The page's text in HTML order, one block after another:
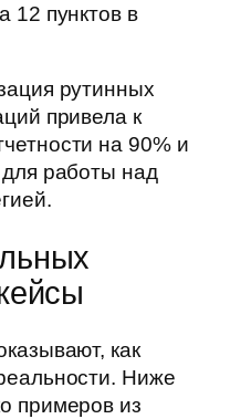
12 пунктов в
рутинных
привела к
на 90% и
работы над
как
Ниже
примеров из